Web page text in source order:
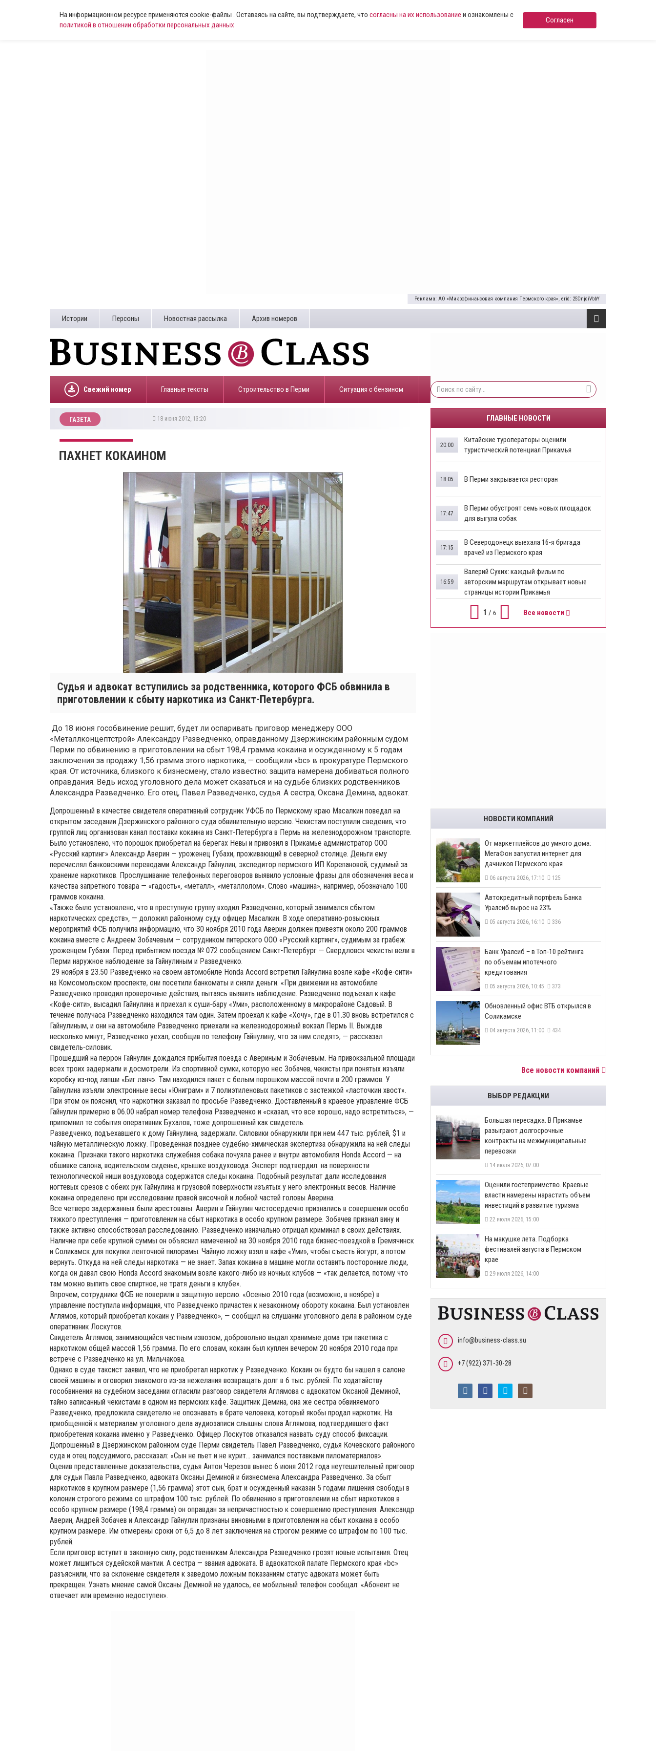
На информационном ресурсе применяются cookie-файлы . Оставаясь на сайте, вы подтверждаете, что согласны на их использование и ознакомлены с
политикой в отношении обработки персональных данных
Согласен
Реклама: АО «Микрофинансовая компания Пермского края», erid: 2SDnjdiVbbY
Истории Персоны Новостная рассылка Архив номеров
Свежий номер Главные тексты Строительство в Перми ​Ситуация с бензином
ГАЗЕТА 18 июня 2012, 13:20
ПАХНЕТ КОКАИНОМ
Судья и адвокат вступились за родственника, которого ФСБ обвинила в
приготовлении к сбыту наркотика из Санкт-Петербурга.
До 18 июня гособвинение решит, будет ли оспаривать приговор менеджеру ООО
«Металлконцептстрой» Александру Разведченко, оправданному Дзержинским районным судом
Перми по обвинению в приготовлении на сбыт 198,4 грамма кокаина и осужденному к 5 годам
заключения за продажу 1,56 грамма этого наркотика, — сообщили «bc» в прокуратуре Пермского
края. От источника, близкого к бизнесмену, стало известно: защита намерена добиваться полного
оправдания. Ведь исход уголовного дела может сказаться и на судьбе близких родственников
Александра Разведченко. Его отец, Павел Разведченко, судья. А сестра, Оксана Демина, адвокат.
Допрошенный в качестве свидетеля оперативный сотрудник УФСБ по Пермскому краю Масалкин поведал на
открытом заседании Дзержинского районного суда обвинительную версию. Чекистам поступили сведения, что
группой лиц организован канал поставки кокаина из Санкт-Петербурга в Пермь на железнодорожном транспорте.
Было установлено, что порошок приобретал на берегах Невы и привозил в Прикамье администратор ООО
«Русский картинг» Александр Аверин — уроженец Губахи, проживающий в северной столице. Деньги ему
перечислял банковскими переводами Александр Гайнулин, экспедитор пермского ИП Корепановой, судимый за
хранение наркотиков. Прослушивание телефонных переговоров выявило условные фразы для обозначения веса и
качества запретного товара — «гадость», «металл», «металлолом». Слово «машина», например, обозначало 100
граммов кокаина.
«Также было установлено, что в преступную группу входил Разведченко, который занимался сбытом
наркотических средств», — доложил районному суду офицер Масалкин. В ходе оперативно-розыскных
мероприятий ФСБ получила информацию, что 30 ноября 2010 года Аверин должен привезти около 200 граммов
кокаина вместе с Андреем Зобачевым — сотрудником питерского ООО «Русский картинг», судимым за грабеж
уроженцем Губахи. Перед прибытием поезда № 072 сообщением Санкт-Петербург — Свердловск чекисты вели в
Перми наружное наблюдение за Гайнулиным и Разведченко.
29 ноября в 23.50 Разведченко на своем автомобиле Honda Accord встретил Гайнулина возле кафе «Кофе-сити»
на Комсомольском проспекте, они посетили банкоматы и сняли деньги. «При движении на автомобиле
Разведченко проводил проверочные действия, пытаясь выявить наблюдение. Разведченко подъехал к кафе
«Кофе-сити», высадил Гайнулина и приехал к суши-бару «Уми», расположенному в микрорайоне Садовый. В
течение получаса Разведченко находился там один. Затем проехал к кафе «Хочу», где в 01.30 вновь встретился с
Гайнулиным, и они на автомобиле Разведченко приехали на железнодорожный вокзал Пермь II. Выждав
несколько минут, Разведченко уехал, сообщив по телефону Гайнулину, что за ним следят», — рассказал
свидетель-силовик.
Прошедший на перрон Гайнулин дождался прибытия поезда с Авериным и Зобачевым. На привокзальной площади
всех троих задержали и досмотрели. Из спортивной сумки, которую нес Зобачев, чекисты при понятых изъяли
коробку из-под лапши «Биг ланч». Там находился пакет с белым порошком массой почти в 200 граммов. У
Гайнулина изъяли электронные весы «Юниграм» и 7 полиэтиленовых пакетиков с застежкой «ласточкин хвост».
При этом он пояснил, что наркотики заказал по просьбе Разведченко. Доставленный в краевое управление ФСБ
Гайнулин примерно в 06.00 набрал номер телефона Разведченко и «сказал, что все хорошо, надо встретиться», —
припомнил те события оперативник Бухалов, тоже допрошенный как свидетель.
Разведченко, подъехавшего к дому Гайнулина, задержали. Силовики обнаружили при нем 447 тыс. рублей, $1 и
чайную металлическую ложку. Проведенная позднее судебно-химическая экспертиза обнаружила на ней следы
кокаина. Признаки такого наркотика служебная собака почуяла ранее и внутри автомобиля Honda Accord — на
обшивке салона, водительском сиденье, крышке воздуховода. Эксперт подтвердил: на поверхности
технологической ниши воздуховода содержатся следы кокаина. Подобный результат дали исследования
ногтевых срезов с обеих рук Гайнулина и грузовой поверхности изъятых у него электронных весов. Наличие
кокаина определено при исследовании правой височной и лобной частей головы Аверина.
Все четверо задержанных были арестованы. Аверин и Гайнулин чистосердечно признались в совершении особо
тяжкого преступления — приготовлении на сбыт наркотика в особо крупном размере. Зобачев признал вину и
также активно способствовал расследованию. Разведченко изначально отрицал криминал в своих действиях.
Наличие при себе крупной суммы он объяснил намеченной на 30 ноября 2010 года бизнес-поездкой в Гремячинск
и Соликамск для покупки ленточной пилорамы. Чайную ложку взял в кафе «Уми», чтобы съесть йогурт, а потом
вернуть. Откуда на ней следы наркотика — не знает. Запах кокаина в машине могли оставить посторонние люди,
когда он давал свою Honda Accord знакомым возле какого-либо из ночных клубов — «так делается, потому что
там можно выпить свое спиртное, не тратя деньги в клубе».
Впрочем, сотрудники ФСБ не поверили в защитную версию. «Осенью 2010 года (возможно, в ноябре) в
управление поступила информация, что Разведченко причастен к незаконному обороту кокаина. Был установлен
Аглямов, который приобретал кокаин у Разведченко», — сообщил на слушании уголовного дела в районном суде
оперативник Лоскутов.
Свидетель Аглямов, занимающийся частным извозом, добровольно выдал хранимые дома три пакетика с
наркотиком общей массой 1,56 грамма. По его словам, кокаин был куплен вечером 20 ноября 2010 года при
встрече с Разведченко на ул. Мильчакова.
Однако в суде таксист заявил, что не приобретал наркотик у Разведченко. Кокаин он будто бы нашел в салоне
своей машины и оговорил знакомого из-за нежелания возвращать долг в 6 тыс. рублей. По ходатайству
гособвинения на судебном заседании огласили разговор свидетеля Аглямова с адвокатом Оксаной Деминой,
тайно записанный чекистами в одном из пермских кафе. Защитник Демина, она же сестра обвиняемого
Разведченко, предложила свидетелю не опознавать в брате человека, который якобы продал наркотик. На
приобщенной к материалам уголовного дела аудиозаписи слышны слова Аглямова, подтвердившего факт
приобретения кокаина именно у Разведченко. Офицер Лоскутов отказался назвать суду способ фиксации.
Допрошенный в Дзержинском районном суде Перми свидетель Павел Разведченко, судья Кочевского районного
суда и отец подсудимого, рассказал: «Сын не пьет и не курит… занимался поставками пиломатериалов».
Оценив представленные доказательства, судья Антон Черезов вынес 6 июня 2012 года неутешительный приговор
для судьи Павла Разведченко, адвоката Оксаны Деминой и бизнесмена Александра Разведченко. За сбыт
наркотиков в крупном размере (1,56 грамма) этот сын, брат и осужденный наказан 5 годами лишения свободы в
колонии строгого режима со штрафом 100 тыс. рублей. По обвинению в приготовлении на сбыт наркотиков в
особо крупном размере (198,4 грамма) он оправдан за непричастностью к совершению преступления. Александр
Аверин, Андрей Зобачев и Александр Гайнулин признаны виновными в приготовлении на сбыт кокаина в особо
крупном размере. Им отмерены сроки от 6,5 до 8 лет заключения на строгом режиме со штрафом по 100 тыс.
рублей.
Если приговор вступит в законную силу, родственникам Александра Разведченко грозят новые испытания. Отец
может лишиться судейской мантии. А сестра — звания адвоката. В адвокатской палате Пермского края «bc»
разъяснили, что за склонение свидетеля к заведомо ложным показаниям статус адвоката может быть
прекращен. Узнать мнение самой Оксаны Деминой не удалось, ее мобильный телефон сообщал: «Абонент не
отвечает или временно недоступен».
ГЛАВНЫЕ НОВОСТИ
Китайские туроператоры оценили
туристический потенциал Прикамья
20:00
В Перми закрывается ресторан
18:05
​В Перми обустроят семь новых площадок
для выгула собак
17:47
В Северодонецк выехала 16-я бригада
врачей из Пермского края
17:15
​Валерий Сухих: каждый фильм по
авторским маршрутам открывает новые
страницы истории Прикамья
16:59
1 / 6 Все новости
НОВОСТИ КОМПАНИЙ
От маркетплейсов до умного дома:
МегаФон запустил интернет для
дачников Пермского края
06 августа 2026, 17:10 125
​Автокредитный портфель Банка
Уралсиб вырос на 23%
05 августа 2026, 16:10 336
​Банк Уралсиб – в Топ-10 рейтинга
по объемам ипотечного
кредитования
05 августа 2026, 10:45 373
​Обновленный офис ВТБ открылся в
Соликамске
04 августа 2026, 11:00 434
Все новости компаний
ВЫБОР РЕДАКЦИИ
Большая пересадка. В Прикамье
разыграют долгосрочные
контракты на межмуниципальные
перевозки
14 июля 2026, 07:00
Оценили гостеприимство. Краевые
власти намерены нарастить объем
инвестиций в развитие туризма
22 июля 2026, 15:00
На макушке лета. Подборка
фестивалей августа в Пермском
крае
29 июля 2026, 14:00
info@business-class.su
+7 (922) 371-30-28